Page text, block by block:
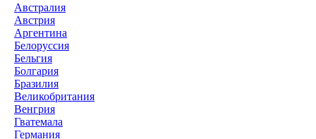
Австралия
Австрия
Аргентина
Белоруссия
Бельгия
Болгария
Бразилия
Великобритания
Венгрия
Гватемала
Германия